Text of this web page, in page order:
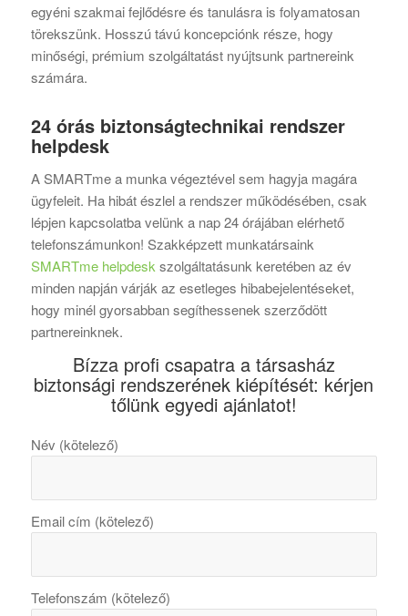
egyéni szakmai fejlődésre és tanulásra is folyamatosan
törekszünk. Hosszú távú koncepciónk része, hogy
minőségi, prémium szolgáltatást nyújtsunk partnereink
számára.
24 órás biztonságtechnikai rendszer
helpdesk
A SMARTme a munka végeztével sem hagyja magára
ügyfeleit. Ha hibát észlel a rendszer működésében, csak
lépjen kapcsolatba velünk a nap 24 órájában elérhető
telefonszámunkon! Szakképzett munkatársaink
SMARTme helpdesk szolgáltatásunk keretében az év
minden napján várják az esetleges hibabejelentéseket,
hogy minél gyorsabban segíthessenek szerződött
partnereinknek.
Bízza profi csapatra a társasház
biztonsági rendszerének kiépítését: kérjen
tőlünk egyedi ajánlatot!
Név (kötelező)
Email cím (kötelező)
Telefonszám (kötelező)